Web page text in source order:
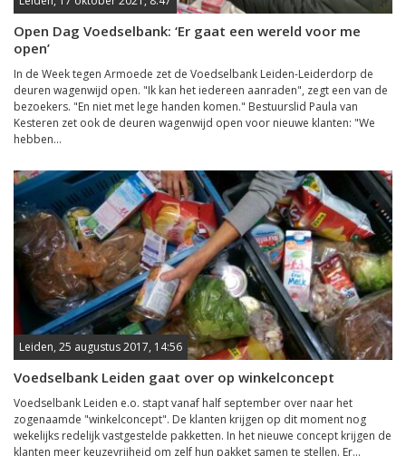
Open Dag Voedselbank: ‘Er gaat een wereld voor me
open’
In de Week tegen Armoede zet de Voedselbank Leiden-Leiderdorp de
deuren wagenwijd open. "Ik kan het iedereen aanraden", zegt een van de
bezoekers. "En niet met lege handen komen." Bestuurslid Paula van
Kesteren zet ook de deuren wagenwijd open voor nieuwe klanten: "We
hebben...
Leiden, 25 augustus 2017, 14:56
Voedselbank Leiden gaat over op winkelconcept
Voedselbank Leiden e.o. stapt vanaf half september over naar het
zogenaamde "winkelconcept". De klanten krijgen op dit moment nog
wekelijks redelijk vastgestelde pakketten. In het nieuwe concept krijgen de
klanten meer keuzevrijheid om zelf hun pakket samen te stellen. Er...